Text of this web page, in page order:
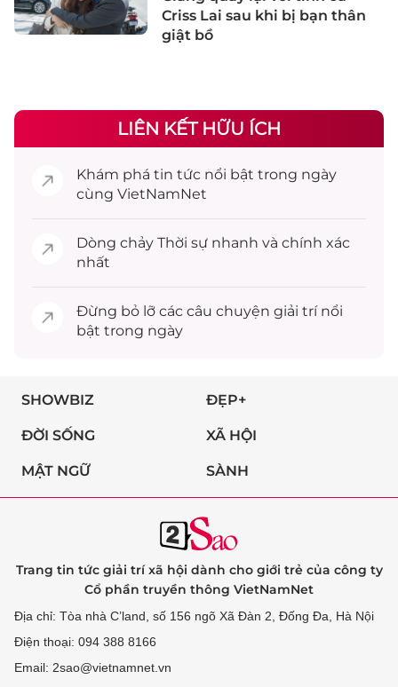
Criss Lai sau khi bị bạn thân
giật bồ
LIÊN KẾT HỮU ÍCH
Khám phá tin tức nổi bật trong ngày
cùng VietNamNet
Dòng chảy Thời sự nhanh và chính xác
nhất
Đừng bỏ lỡ các câu chuyện giải trínổi
bật trong ngày
SHOWBIZ ĐẸP+
ĐỜI SỐNG XÃ HỘI
MẬT NGỮ SÀNH
Trang tin tức giải trí xã hội dành cho giới trẻ của công ty
Cổ phần truyền thông VietNamNet
Địa chỉ: Tòa nhà C’land, số 156 ngõ Xã Đàn 2, Đống Đa, Hà Nội
Điện thoại: 094 388 8166
Email: 2sao@vietnamnet.vn